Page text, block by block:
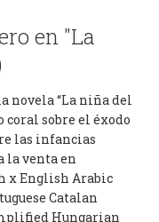
en "La
novela “La niña del
coral sobre el éxodo
las infancias
la venta en
x English Arabic
Catalan
Hungarian